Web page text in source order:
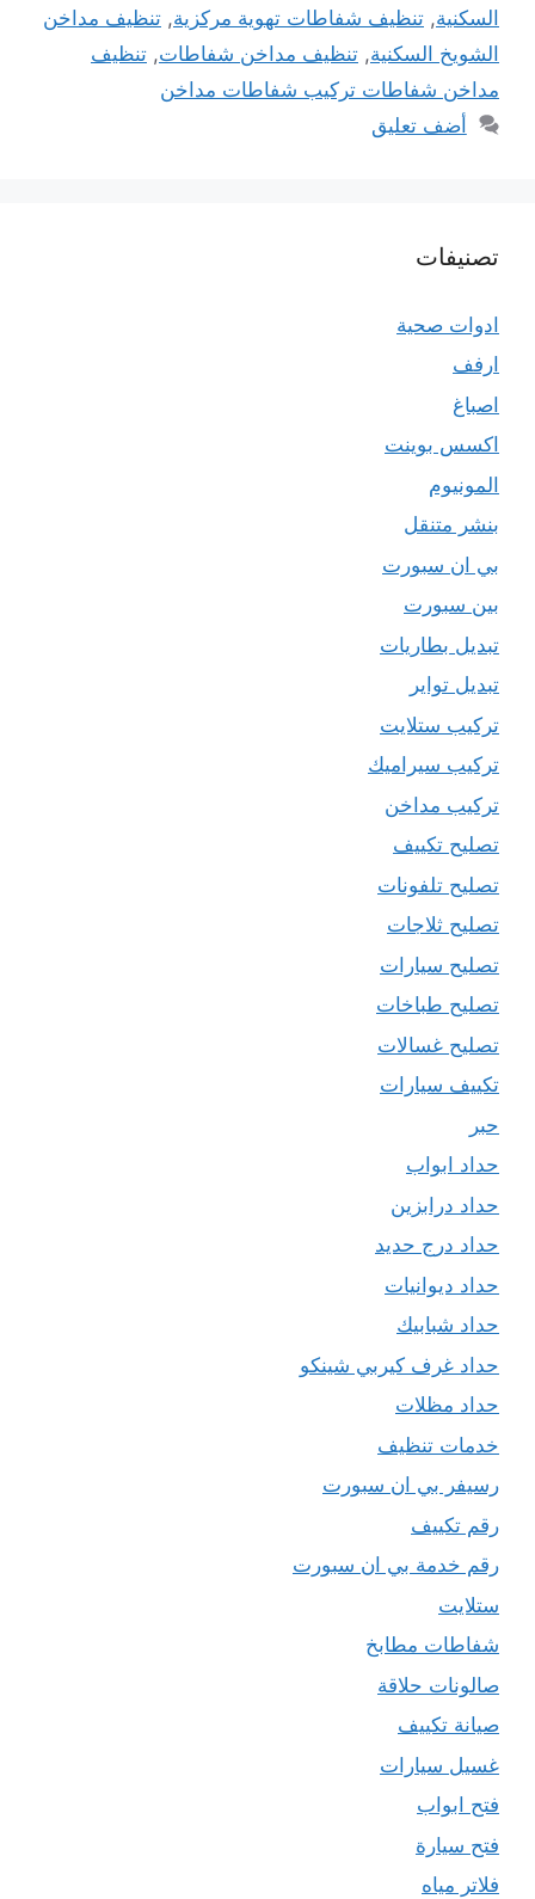
السكنية, تنظيف شفاطات تهوية مركزية, تنظيف مداخن
الشويخ السكنية, تنظيف مداخن شفاطات, تنظيف
مداخن شفاطات تركيب شفاطات مداخن
أضف تعليق
تصنيفات
ادوات صحية
ارفف
اصباغ
اكسس بوينت
المونيوم
بنشر متنقل
بي ان سبورت
بين سبورت
تبديل بطاريات
تبديل تواير
تركيب ستلايت
تركيب سيراميك
تركيب مداخن
تصليح تكييف
تصليح تلفونات
تصليح ثلاجات
تصليح سيارات
تصليح طباخات
تصليح غسالات
تكييف سيارات
حبر
حداد ابواب
حداد درابزين
حداد درج حديد
حداد ديوانيات
حداد شبابيك
حداد غرف كيربي شينكو
حداد مظلات
خدمات تنظيف
رسيفر بي ان سبورت
رقم تكييف
رقم خدمة بي ان سبورت
ستلايت
شفاطات مطابخ
صالونات حلاقة
صيانة تكييف
غسيل سيارات
فتح ابواب
فتح سيارة
فلاتر مياه